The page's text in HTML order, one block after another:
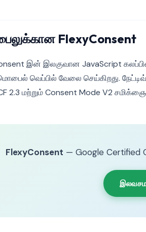
FlexyConsent
இன் இலகுவான JavaScript
வெப்பில் வேலை செய்கிறது.
2.3 மற்றும் Consent Mode V2
FlexyConsent — Google Certified